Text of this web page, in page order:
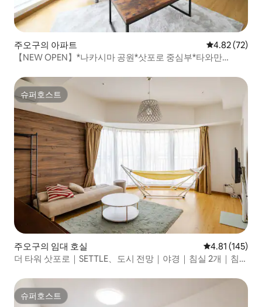
주오구의 아파트 평점 4.82점(5
4.82 (72)
【NEW OPEN】*나카시마 공원*삿포로 중심부*타와만
슈퍼호스트
슈퍼호스트
주오구의 임대 호실 평점 4.81점(5
4.81 (145)
더 타워 삿포로｜SETTLE、도시 전망｜야경｜침실 2개｜침대
슈퍼호스트
슈퍼호스트